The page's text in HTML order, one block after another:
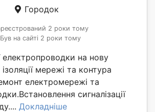
Городок
2 роки тому
Був на сайті 2 роки тому
електропроводки на нову
мережі та контура
електромережі та
сигналізації
Докладніше